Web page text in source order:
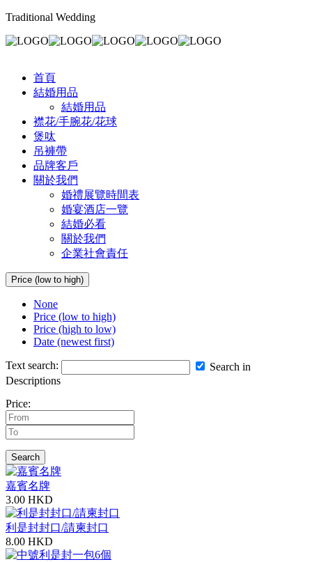
Traditional Wedding
首頁
結婚用品
結婚用品
襟花/手腕花/花球
煲呔
吊褲帶
品牌客戶
關於我們
婚禮展覽時間表
婚宴酒店一覽
結婚必看
關於我們
企業社會責任
Price (low to high)
None
Price (low to high)
Price (high to low)
Date (newest first)
Text search:
Search in
Descriptions
Price:
Search
嘉賓名牌
3.00 HKD
利是封封口/請柬封口
8.00 HKD